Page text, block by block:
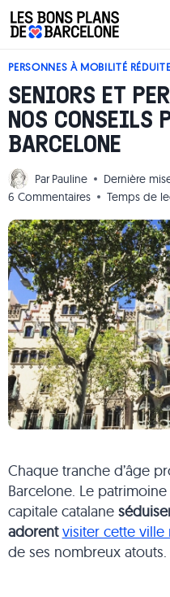
Aller
au
PERSONNES À MOBILITÉ RÉDUITE
SENIORS ET
NOS CONSEILS
BARCELONE
Par Pauline Dernière
6 Commentaires
Temps de
Chaque tranche d’âge
Barcelone. Le
capitale catalane
adorentvisiter cette
de ses nombreux